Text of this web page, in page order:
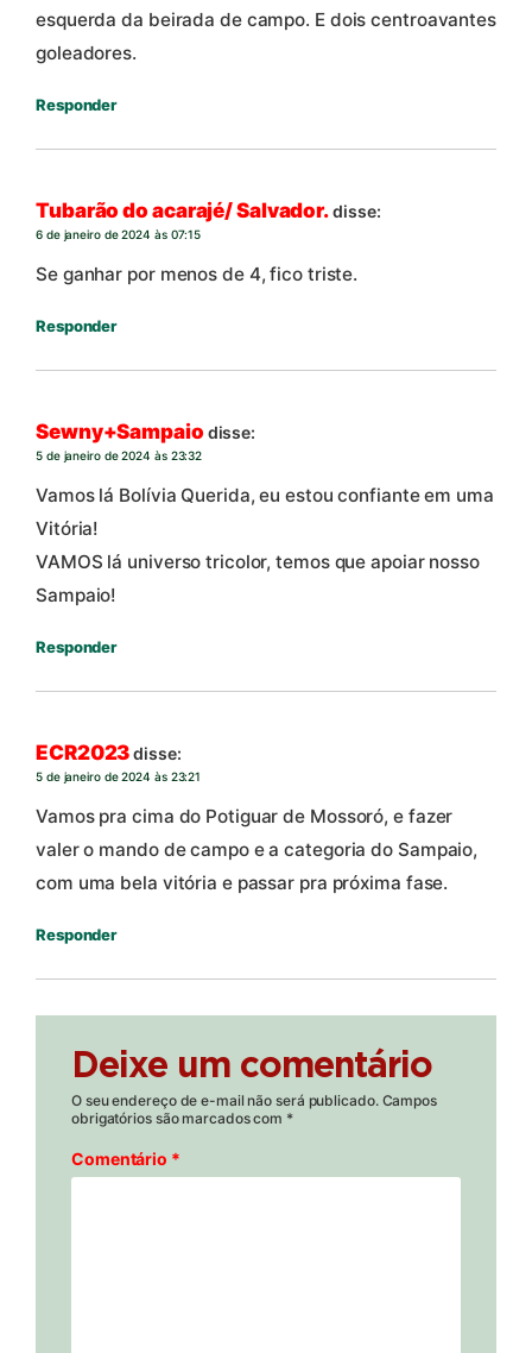
esquerda da beirada de campo. E dois centroavantes
goleadores.
Responder
Tubarão do acarajé/ Salvador.disse:
6 de janeiro de 2024 às 07:15
Se ganhar por menos de 4, fico triste.
Responder
Sewny+Sampaio disse:
5 de janeiro de 2024 às 23:32
Vamos lá Bolívia Querida, eu estou confiante em uma
Vitória!
VAMOS lá universo tricolor, temos que apoiar nosso
Sampaio!
Responder
ECR2023disse:
5 de janeiro de 2024 às 23:21
Vamos pra cima do Potiguar de Mossoró, e fazer
valer o mando de campo e a categoria do Sampaio,
com uma bela vitória e passar pra próxima fase.
Responder
Deixe um comentário
O seu endereço de e-mail não será publicado. Campos
obrigatórios são marcados com *
Comentário *